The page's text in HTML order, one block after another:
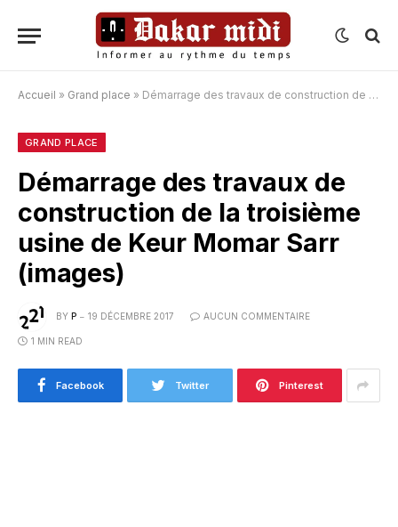
Accueil » Grand place » Démarrage des travaux de construction de la troisième usine de Keur Momar Sarr (images)
GRAND PLACE
Démarrage des travaux de
construction de la troisième
usine de Keur Momar Sarr
(images)
BY P 19 DÉCEMBRE 2017 AUCUN COMMENTAIRE
1 MIN READ
Facebook Twitter Pinterest